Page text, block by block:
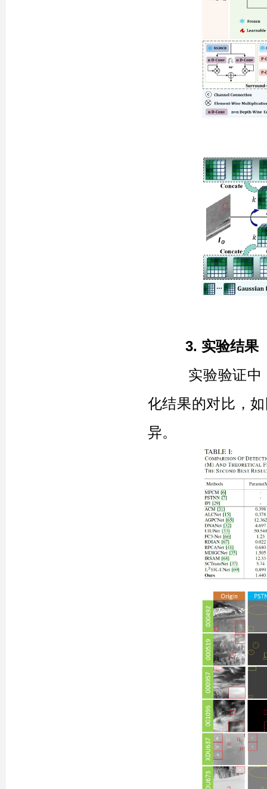
3. 实验结果
实验验证中，
化结果的对比，
异。